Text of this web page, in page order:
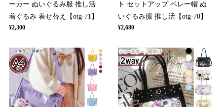
ーカー ぬいぐるみ服 推し活
着ぐるみ 着せ替え【otg-71】
¥2,300
ト セットアップ ベレー帽 ぬ
いぐるみ服 推し活【otg-70】
¥2,680